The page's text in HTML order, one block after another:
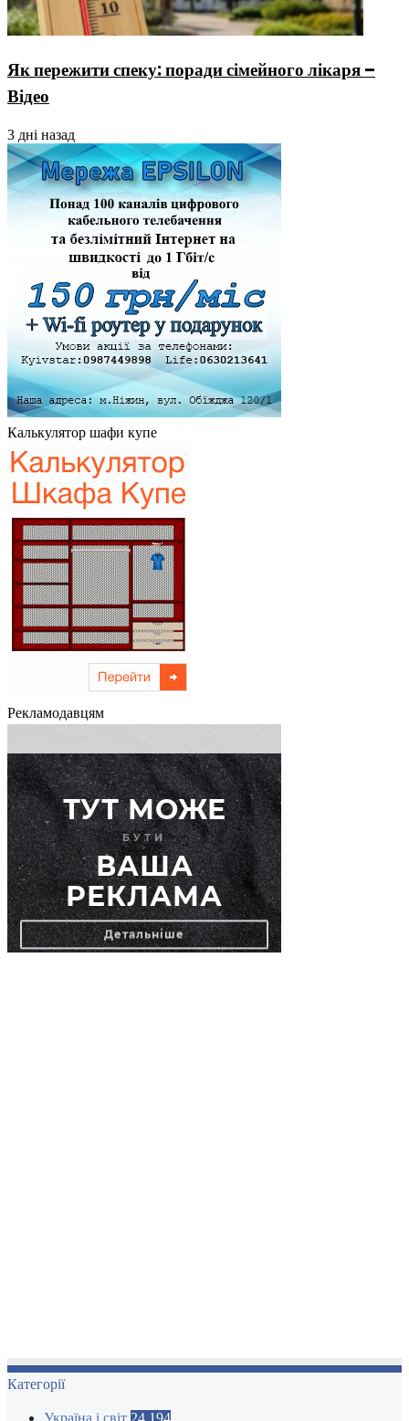
Як пережити спеку: поради сімейного лікаря –
Відео
3 дні назад
Калькулятор шафи купе
Рекламодавцям
Категорії
Україна і світ 24 194